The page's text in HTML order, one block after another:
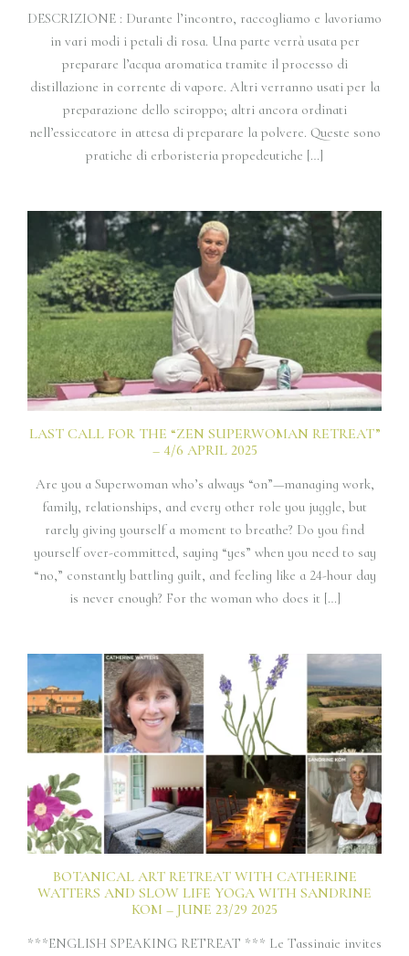
DESCRIZIONE : Durante l’incontro, raccogliamo e lavoriamo
in vari modi i petali di rosa. Una parte verrà usata per
preparare l’acqua aromatica tramite il processo di
distillazione in corrente di vapore. Altri verranno usati per la
preparazione dello sciroppo; altri ancora ordinati
nell’essiccatore in attesa di preparare la polvere. Queste sono
pratiche di erboristeria propedeutiche […]
LAST CALL FOR THE “ZEN SUPERWOMAN RETREAT”
– 4/6 APRIL 2025
Are you a Superwoman who’s always “on”—managing work,
family, relationships, and every other role you juggle, but
rarely giving yourself a moment to breathe? Do you find
yourself over-committed, saying “yes” when you need to say
“no,” constantly battling guilt, and feeling like a 24-hour day
is never enough? For the woman who does it […]
BOTANICAL ART RETREAT WITH CATHERINE
WATTERS AND SLOW LIFE YOGA WITH SANDRINE
KOM – JUNE 23/29 2025
***ENGLISH SPEAKING RETREAT *** Le Tassinaie invites